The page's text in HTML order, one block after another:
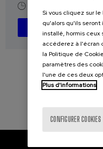
...Gratuit
Date
Liste
Période
Si vous cliquez sur
qu'alors qu'ils seront
installé, hormis ceux
accéderez à l'écran
la Politique de
paramètres des
l'une de ces deux
Plus d'informations
CONFIGURER COOKIES